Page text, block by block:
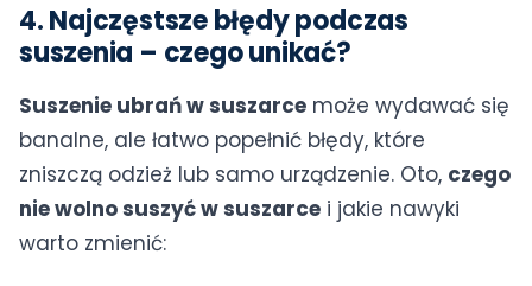
4. Najczęstsze błędy podczas
suszenia – czego unikać?
Suszenie ubrań w suszarce może wydawać się
banalne, ale łatwo popełnić błędy, które
zniszczą odzież lub samo urządzenie. Oto, czego
nie wolno suszyć w suszarce i jakie nawyki
warto zmienić: